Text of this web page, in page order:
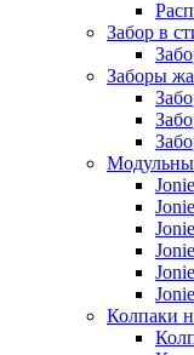
Забор в
Заборы
Колпаки